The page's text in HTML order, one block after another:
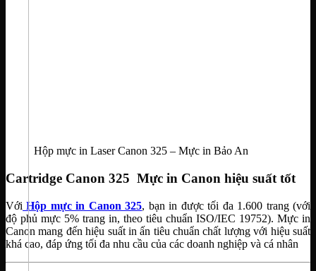
Hộp mực in Laser Canon 325 – Mực in Bảo An
Cartridge Canon 325 Mực in Canon hiệu suất tốt
Với Hộp mực in Canon 325, bạn in được tối đa 1.600 trang (với
độ phủ mực 5% trang in, theo tiêu chuẩn ISO/IEC 19752). Mực in
Canon mang đến hiệu suất in ấn tiêu chuẩn chất lượng với hiệu suất
khá cao, đáp ứng tối đa nhu cầu của các doanh nghiệp và cá nhân